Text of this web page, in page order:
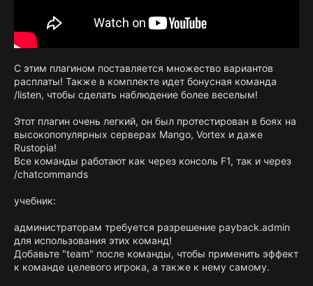
С этим плагином поставляется множество вариантов
расплаты! Также в комплекте идет бонусная команда
/listen, чтобы сделать наблюдение более веселым!
Этот плагин очень легкий, он был протестирован в боях на
высокопопулярных серверах Mango, Vortex и даже
Rustopia!
Все команды работают как через консоль F1, так и через
/chatcommands
учебник:
администраторам требуется разрешение payback.admin
для использования этих команд!
Добавьте "team" после команды, чтобы применить эффект
к команде целевого игрока, а также к нему самому.